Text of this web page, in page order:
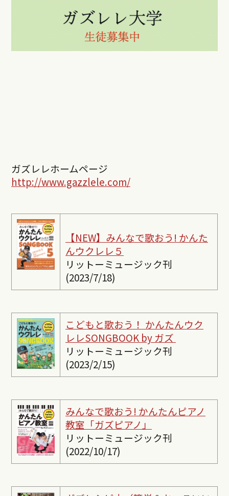
ガズレレホームページ
http://www.gazzlele.com/
【NEW】みんなで歌おう! かんた
んウクレレ５
リットーミュージック刊
(2023/7/18)
こどもと歌おう！ かんたんウク
レレSONGBOOK by ガズ
リットーミュージック刊
(2023/2/15)
みんなで歌おう! かんたんピアノ
教室「ガズピアノ」
リットーミュージック刊
(2022/10/17)